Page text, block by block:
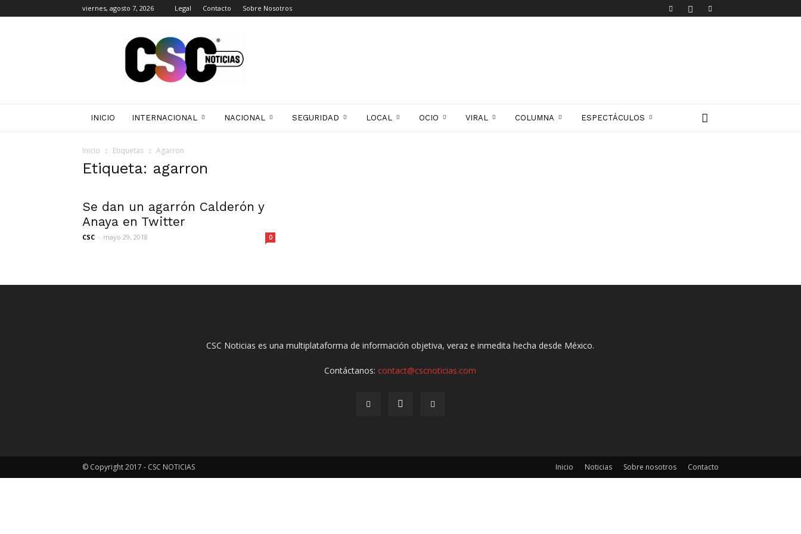
viernes, agosto 7, 2026 Legal Contacto Sobre Nosotros
Noticias
INICIO INTERNACIONAL NACIONAL SEGURIDAD LOCAL OCIO VIRAL COLUMNA ESPECTÁCULOS
Inicio Etiquetas Agarron
Etiqueta: agarron
Se dan un agarrón Calderón y
Anaya en Twitter
CSC - mayo 29, 2018 0
CSC Noticias es una multiplataforma de información objetiva, veraz e inmedita hecha desde México.
Contáctanos:contact@cscnoticias.com
Inicio Noticias Sobre nosotros Contacto
© Copyright 2017 - CSC NOTICIAS